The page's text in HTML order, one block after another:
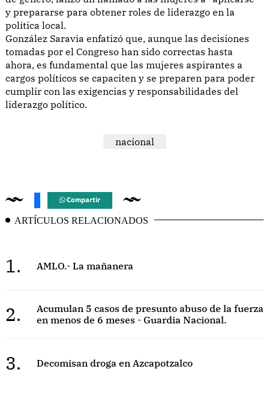
y prepararse para obtener roles de liderazgo en la
política local.
González Saravia enfatizó que, aunque las decisiones
tomadas por el Congreso han sido correctas hasta
ahora, es fundamental que las mujeres aspirantes a
cargos políticos se capaciten y se preparen para poder
cumplir con las exigencias y responsabilidades del
liderazgo político.
nacional
Compartir
ARTÍCULOS RELACIONADOS
1. AMLO.- La mañanera
2.
Acumulan 5 casos de presunto abuso de la fuerza
en menos de 6 meses - Guardia Nacional.
3. Decomisan droga en Azcapotzalco